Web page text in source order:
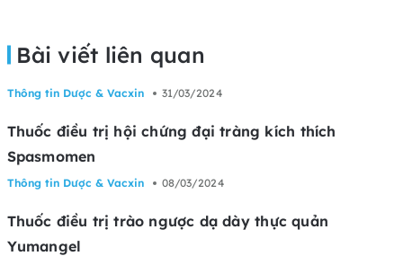
Bài viết liên quan
Thông tin Dược & Vacxin 31/03/2024
Thuốc điều trị hội chứng đại tràng kích thích
Spasmomen
Thông tin Dược & Vacxin 08/03/2024
Thuốc điều trị trào ngược dạ dày thực quản
Yumangel